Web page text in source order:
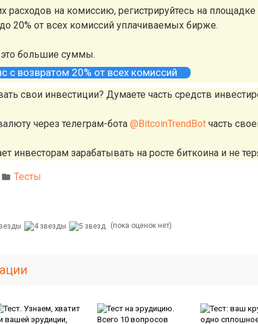
на комиссию, регистрируйтесь на
20% от всех комиссий уплачиваемых бирже.
это большие суммы.
с возвратом 20% от всех комиссий
свои инвестиции? Думаете часть средств
через телеграм-бота @BitcoinTrendBot часть
инвесторам зарабатывать на росте биткоина и не
Тесты
(пока оценок нет)